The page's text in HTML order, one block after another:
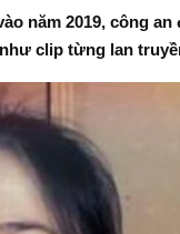
năm 2019, công
clip từng lan